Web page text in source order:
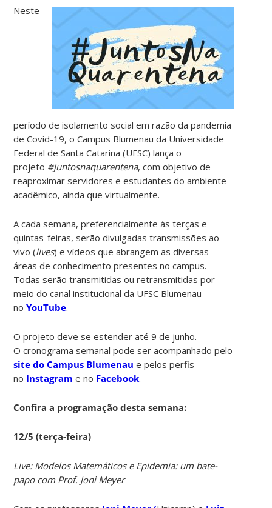
Neste
período de isolamento social em razão da pandemia
de Covid-19, o Campus Blumenau da Universidade
Federal de Santa Catarina (UFSC) lança o
projeto #Juntosnaquarentena, com objetivo de
reaproximar servidores e estudantes do ambiente
acadêmico, ainda que virtualmente.
A cada semana, preferencialmente às terças e
quintas-feiras, serão divulgadas transmissões ao
vivo (lives) e vídeos que abrangem as diversas
áreas de conhecimento presentes no campus.
Todas serão transmitidas ou retransmitidas por
meio do canal institucional da UFSC Blumenau
noYouTube.
O projeto deve se estender até 9 de junho.
O cronograma semanal pode ser acompanhado pelo
site do Campus Blumenaue pelos perfis
no Instagram e no Facebook.
Confira a programação desta semana:
12/5 (terça-feira)
Live: Modelos Matemáticos e Epidemia: um bate-
papo com Prof. Joni Meyer